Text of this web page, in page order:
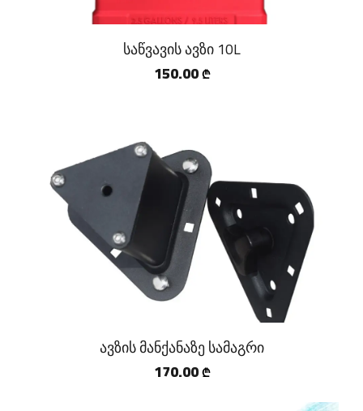
საწვავის ავზი 10L
150.00 ₾
ავზის მანქანაზე სამაგრი
170.00 ₾